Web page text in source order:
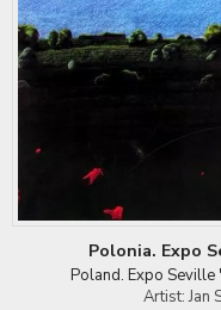
Polonia. Expo
Poland. Expo
Artist: Jan